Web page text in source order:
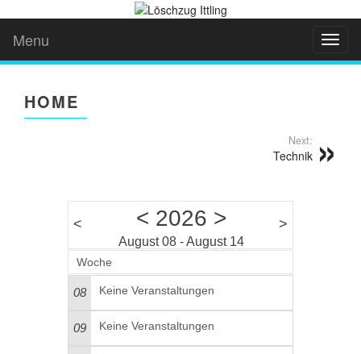
Menu
HOME
Next:
Technik
< < 2026 >
August 08 - August 14
>
Woche
08 Keine Veranstaltungen
09 Keine Veranstaltungen